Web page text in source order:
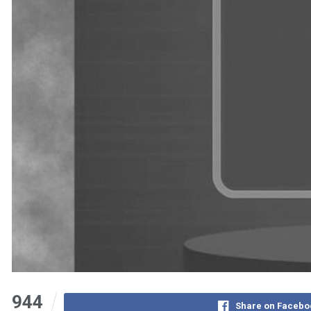
944 Share on